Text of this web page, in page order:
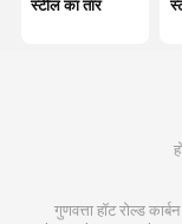
स्टील का तार
गुणवत्ता हॉट रोल्ड